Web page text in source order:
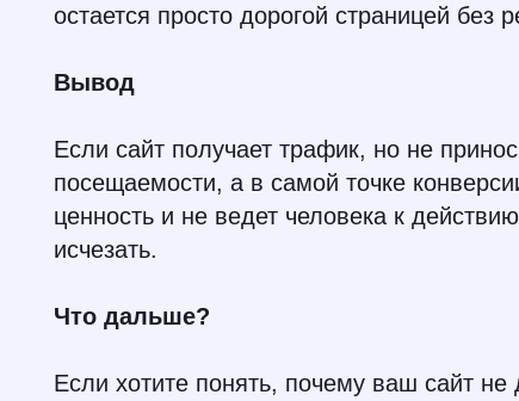
остается просто дорогой страницей без
Вывод
Если сайт получает трафик, но не
посещаемости, а в самой точке
ценность и не ведет человека к
исчезать.
Что дальше?
Если хотите понять, почему ваш сайт